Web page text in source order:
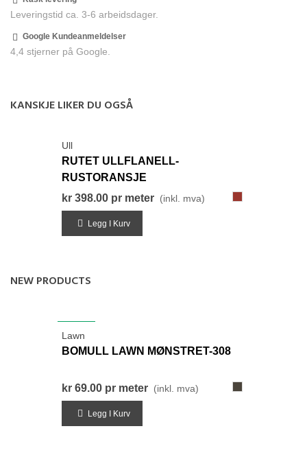
Leveringstid ca. 3-6 arbeidsdager.
Google Kundeanmeldelser
4,4 stjerner på Google.
KANSKJE LIKER DU OGSÅ
Ull
RUTET ULLFLANELL-
RUSTORANSJE
kr 398.00 pr meter (inkl. mva)
Legg I Kurv
NEW PRODUCTS
Lawn
BOMULL LAWN MØNSTRET-308
kr 69.00 pr meter (inkl. mva)
Legg I Kurv